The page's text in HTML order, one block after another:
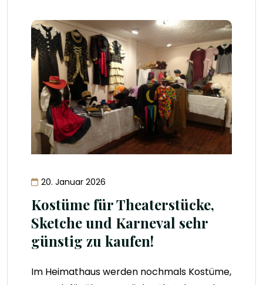
20. Januar 2026
Kostüme für Theaterstücke,
Sketche und Karneval sehr
günstig zu kaufen!
Im Heimathaus werden nochmals Kostüme,